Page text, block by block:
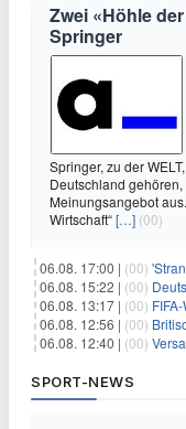
Zwei «Höhle
Springer
Springer, zu der
Deutschland
Meinungsangebot
Wirtschaft“[…] (00)
06.08. 17:00 | (00) 'Stranger
06.08. 15:22 | (00)
06.08. 13:17 | (00)
06.08. 12:56 | (00)
06.08. 12:40 | (00)
SPORT-NEWS